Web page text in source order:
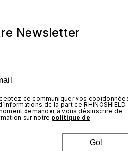
Newsletter
de communiquer vos
de la part de RHINOSHIELD
demander à vous désinscrire de
sur notre politique de
Go!